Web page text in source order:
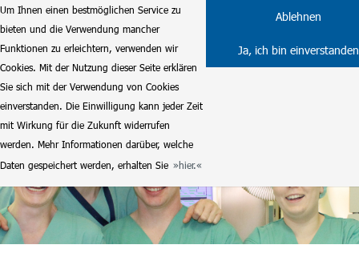
Um Ihnen einen bestmöglichen Service zu
bieten und die Verwendung mancher
Funktionen zu erleichtern, verwenden wir
Cookies. Mit der Nutzung dieser Seite erklären
Sie sich mit der Verwendung von Cookies
einverstanden. Die Einwilligung kann jeder Zeit
mit Wirkung für die Zukunft widerrufen
werden. Mehr Informationen darüber, welche
Daten gespeichert werden, erhalten Sie
hier.
Ablehnen
Ja, ich bin einverstanden